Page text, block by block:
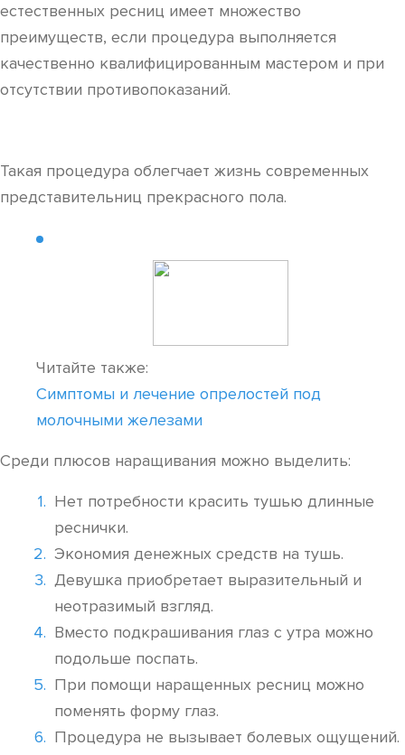
естественных ресниц имеет множество
преимуществ, если процедура выполняется
качественно квалифицированным мастером и при
отсутствии противопоказаний.
Такая процедура облегчает жизнь современных
представительниц прекрасного пола.
Читайте также:
Симптомы и лечение опрелостей под
молочными железами
Среди плюсов наращивания можно выделить:
Нет потребности красить тушью длинные
реснички.
Экономия денежных средств на тушь.
Девушка приобретает выразительный и
неотразимый взгляд.
Вместо подкрашивания глаз с утра можно
подольше поспать.
При помощи наращенных ресниц можно
поменять форму глаз.
Процедура не вызывает болевых ощущений.